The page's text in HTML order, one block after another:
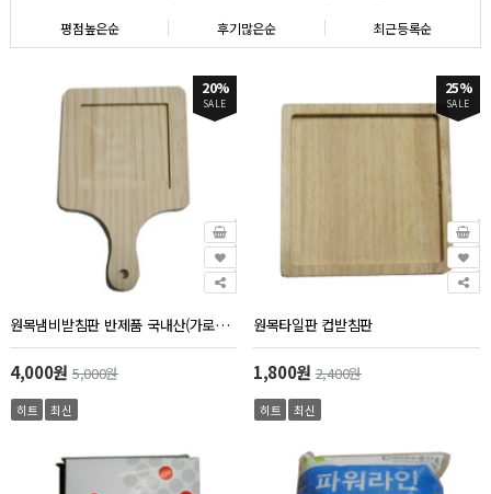
평점높은순 후기많은순 최근등록순
20%
SALE
원목냄비받침판 반제품 국내산(가로14cm 길이22.5cm 판깊이0.45cm 판두께1.5cm)
4,000원 5,000원
히트 최신
25%
SALE
원목타일판 컵받침판
1,800원2,400원
히트 최신